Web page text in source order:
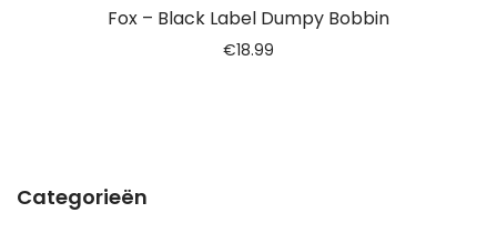
Fox – Black Label Dumpy Bobbin
€18.99
Categorieën